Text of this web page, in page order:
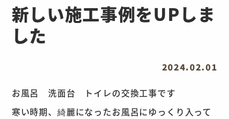
新しい施工事例をUPしま
した
2024.02.01
お風呂 洗面台 トイレの交換工事です
寒い時期、綺麗になったお風呂にゆっくり入って